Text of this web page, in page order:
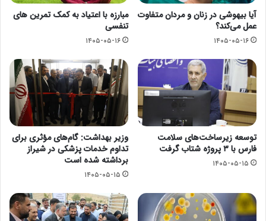
آیا بیهوشی در زنان و مردان متفاوت
عمل می‌کند؟
۱۴۰۵-۰۵-۱۶
مبارزه با اعتیاد به کمک تمرین های
تنفسی
۱۴۰۵-۰۵-۱۶
توسعه زیرساخت‌های سلامت
فارس با ۳ پروژه شتاب گرفت
۱۴۰۵-۰۵-۱۵
وزیر بهداشت: گام‌های مؤثری برای
تداوم خدمات پزشکی در شیراز
برداشته شده است
۱۴۰۵-۰۵-۱۵